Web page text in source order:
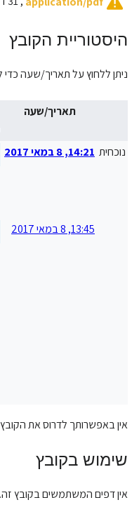
היסטוריית הקובץ
ניתן ללחוץ על תאריך/שעה
תאריך/שעה
נוכחית 14:21, 8 במאי 2017
13:45, 8 במאי 2017
אין באפשרותך לדרוס את
שימוש בקובץ
אין דפים המשתמשים בקובץ זה.